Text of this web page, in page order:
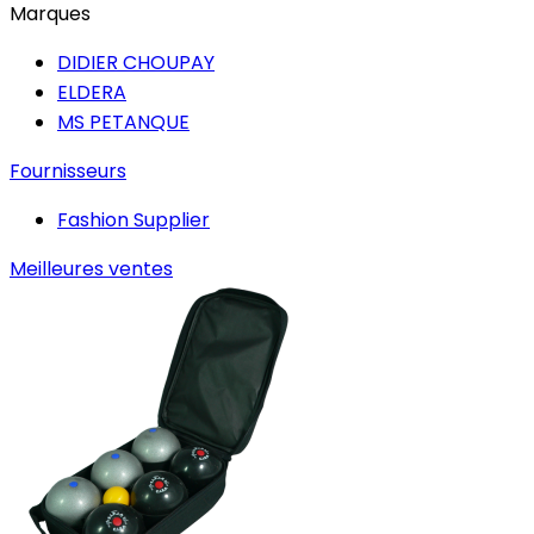
Marques
DIDIER CHOUPAY
ELDERA
MS PETANQUE
Fournisseurs
Fashion Supplier
Meilleures ventes